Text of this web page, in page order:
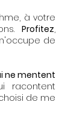
à votre
Profitez,
de
ne mentent
racontent
de me